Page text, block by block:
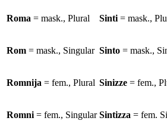
Roma = mask., Plural Sinti = mask.,
Rom = mask., Singular Sinto = mask.,
Romnija = fem., Plural Sinizze = fem.,
Romni = fem., Singular Sintizza = fem.